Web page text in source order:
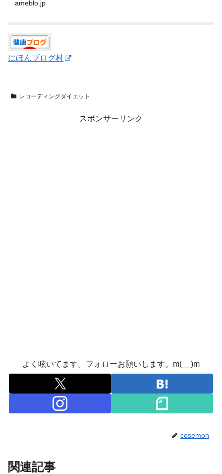
ameblo.jp
にほんブログ村
レコーディングダイエット
スポンサーリンク
よく呟いてます。フォローお願いします。m(__)m
cosemon
関連記事